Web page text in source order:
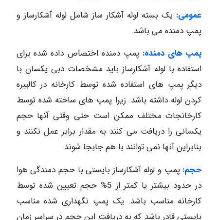
عمومی: یک بسته لوله آشکار ساز شامل لوله آشکارساز و
پمپ دمنده می باشد.
پمپ های دمنده:پمپ دمنده اختصاص داده شده برای
استفاده با لوله آشکارساز باید مشخصات دبی یکسان با
دیگر پمپ های استفاده شده توسط کارخانه در کالیبره
کردن لوله داشته باشد. زیرا پمپ های ساخته شده توسط
کارخانجات مختلف ممکن است حتی وقتی آنها حجم
یکسانی را دریافت می کنند به مقدار برابر عمل نکنند و
بنابراین آنها نمی توانند با هم جابجا شوند.
حجم:پمپ و لوله آشکارساز بایستی با حجم دمندگی هوا
در حدود بیشتر یا کمتر از 5% حجم تعیین شده توسط
کارخانه مناسب باشد. یک پمپ نگهداری شده مناسب
بایستی قادر باشد که به دریافت این حجم در سراسر زمان